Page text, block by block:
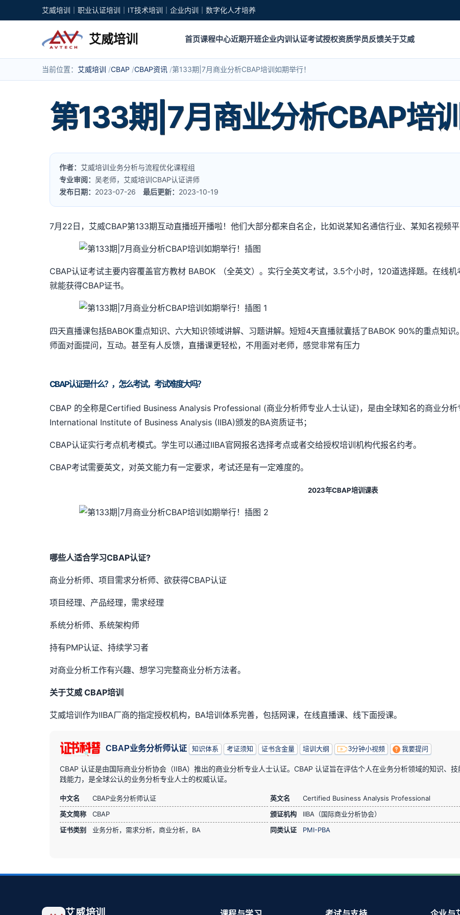
艾威培训｜职业认证培训｜IT技术培训｜企业内训｜数字化人才培养
艾威培训 首页课程中心近期开班企业内训认证考试授权资质学员反馈关于艾威
当前位置： 艾威培训 CBAP CBAP资讯 第133期|7月商业分析CBAP培训如期举行！
第133期|7月商业分析CBAP培训
作者： 艾威培训业务分析与流程优化课程组
专业审阅：吴老师，艾威培训CBAP认证讲师
发布日期： 2023-07-26最后更新： 2023-10-19
7月22日，艾威CBAP第133期互动直播班开播啦！他们大部分都来自名企，比如说某知名通信行业、某知名视频
CBAP认证考试主要内容覆盖官方教材 BABOK （全英文）。实行全英文考试，3.5个小时，120道选择题。在线
就能获得CBAP证书。
四天直播课包括BABOK重点知识、六大知识领域讲解、习题讲解。短短4天直播就囊括了BABOK 90%的重点知
师面对面提问，互动。甚至有人反馈，直播课更轻松，不用面对老师，感觉非常有压力
CBAP认证是什么？，怎么考试，考试难度大吗？
CBAP 的全称是Certified Business Analysis Professional (商业分析师专业人士认证)，是由全球知名的商业分
International Institute of Business Analysis (IIBA)颁发的BA资质证书；
CBAP认证实行考点机考模式。学生可以通过IIBA官网报名选择考点或者交给授权培训机构代报名约考。
CBAP考试需要英文，对英文能力有一定要求，考试还是有一定难度的。
2023年CBAP培训课表
哪些人适合学习CBAP认证?
商业分析师、项目需求分析师、欲获得CBAP认证
项目经理、产品经理，需求经理
系统分析师、系统架构师
持有PMP认证、持续学习者
对商业分析工作有兴趣、想学习完整商业分析方法者。
关于艾威 CBAP培训
艾威培训作为IIBA厂商的指定授权机构，BA培训体系完善，包括网课，在线直播课、线下面授课。
CBAP业务分析师认证 知识体系 考证须知 证书含金量 培训大纲 3分钟小视频 我要提问
CBAP 认证是由国际商业分析协会（IIBA）推出的商业分析专业人士认证。CBAP 认证旨在评估个人在业务分析领域的知识、技
践能力，是全球公认的业务分析专业人士的权威认证。
中文名 CBAP业务分析师认证 英文名
Certified Business Analysis Professional
英文简称
CBAP 颁证机构
IIBA（国际商业分析协会）
证书类别
业务分析，需求分析，商业分析，BA 同类认证 PMI-PBA
艾威培训